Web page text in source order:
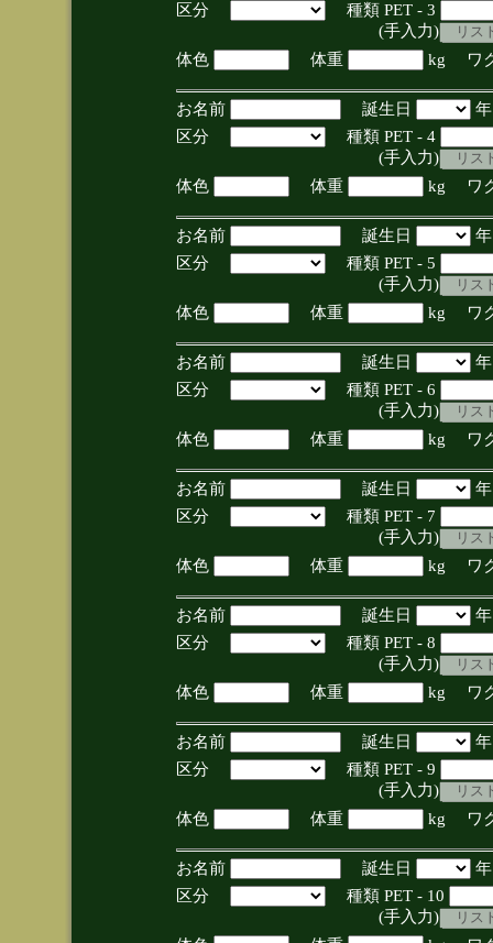
区分
種類 PET - 3
(手入力)
体色
体重 kg ワ
お名前 誕生日
区分
種類 PET - 4
(手入力)
体色
体重 kg ワ
お名前 誕生日
区分
種類 PET - 5
(手入力)
体色
体重 kg ワ
お名前 誕生日
区分
種類 PET - 6
(手入力)
体色
体重 kg ワ
お名前 誕生日
区分
種類 PET - 7
(手入力)
体色
体重 kg ワ
お名前 誕生日
区分
種類 PET - 8
(手入力)
体色
体重 kg ワ
お名前 誕生日
区分
種類 PET - 9
(手入力)
体色
体重 kg ワ
お名前 誕生日
区分
種類 PET - 10
(手入力)